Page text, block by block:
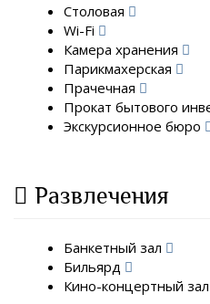
Столовая
Wi-Fi
Камера хранения
Парикмахерская
Прачечная
Прокат бытового
Экскурсионное бюро
Развлечения
Банкетный зал
Бильярд
Кино-концертный зал